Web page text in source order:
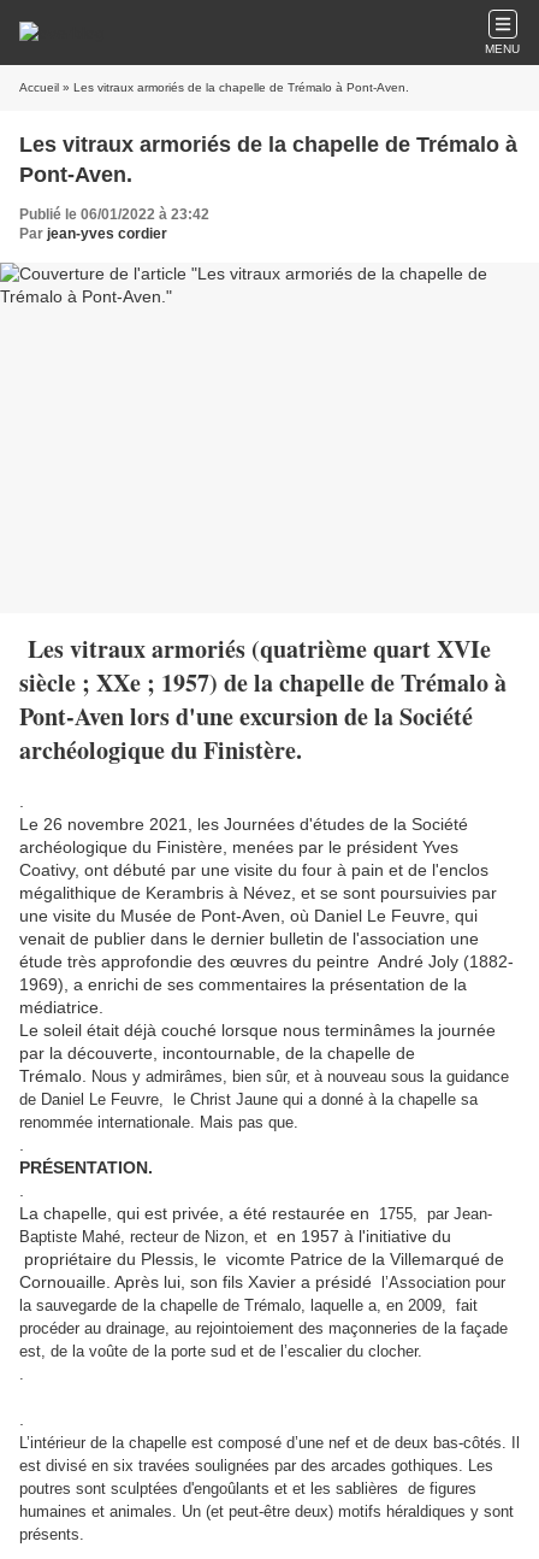
MENU
Accueil » Les vitraux armoriés de la chapelle de Trémalo à Pont-Aven.
Les vitraux armoriés de la chapelle de Trémalo à
Pont-Aven.
Publié le 06/01/2022 à 23:42
Par jean-yves cordier
Les vitraux armoriés (quatrième quart XVIe
siècle ; XXe ; 1957) de la chapelle de Trémalo à
Pont-Aven lors d'une excursion de la Société
archéologique du Finistère.
Le 26 novembre 2021, les Journées d'études de la Société
archéologique du Finistère, menées par le président Yves
Coativy, ont débuté par une visite du four à pain et de l'enclos
mégalithique de Kerambris à Névez, et se sont poursuivies par
une visite du Musée de Pont-Aven, où Daniel Le Feuvre, qui
venait de publier dans le dernier bulletin de l'association une
étude très approfondie des œuvres du peintre André Joly (1882-
1969), a enrichi de ses commentaires la présentation de la
médiatrice.
Le soleil était déjà couché lorsque nous terminâmes la journée
par la découverte, incontournable, de la chapelle de
Trémalo.
Nous y admirâmes, bien sûr, et à nouveau sous la guidance
de Daniel Le Feuvre, le Christ Jaune qui a donné à la chapelle sa
renommée internationale. Mais pas que.
PRÉSENTATION.
La chapelle, qui est privée, a été restaurée en
1755, par Jean-
Baptiste Mahé, recteur de Nizon, et en 1957 à l'initiative du
propriétaire du Plessis, le vicomte Patrice de la Villemarqué de
Cornouaille. Après lui, son fils Xavier a présidé
l’Association pour
la sauvegarde de la chapelle de Trémalo, laquelle a, en 2009, fait
procéder au drainage, au rejointoiement des maçonneries de la façade
est, de la voûte de la porte sud et de l’escalier du clocher.
.
L’intérieur de la chapelle est composé d’une nef et de deux bas-côtés. Il
est divisé en six travées soulignées par des arcades gothiques. Les
poutres sont sculptées d'engoûlants et et les sablières de figures
humaines et animales. Un (et peut-être deux) motifs héraldiques y sont
présents.